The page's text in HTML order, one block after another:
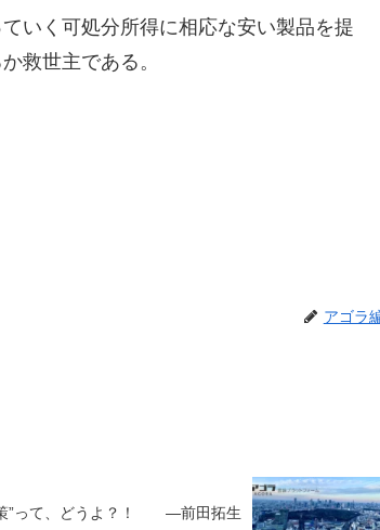
いく可処分所得に相応な安い製品を提
救世主である。
アゴラ
策”って、どうよ？！ ―前田拓生